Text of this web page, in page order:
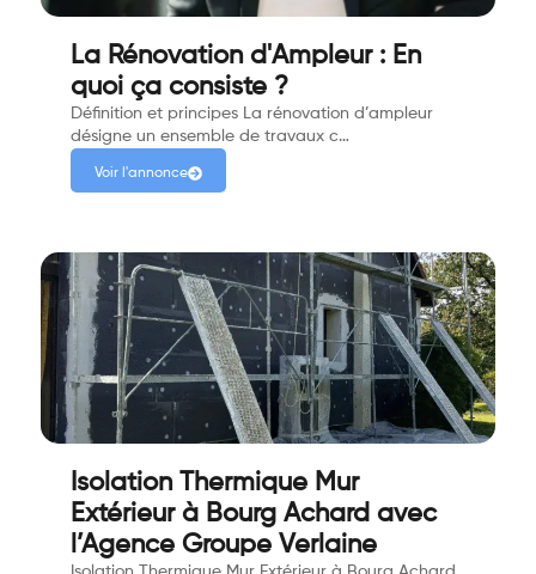
La Rénovation d'Ampleur : En
quoi ça consiste ?
Définition et principes La rénovation d’ampleur
désigne un ensemble de travaux c…
Voir l'annonce
Isolation Thermique Mur
Extérieur à Bourg Achard avec
l’Agence Groupe Verlaine